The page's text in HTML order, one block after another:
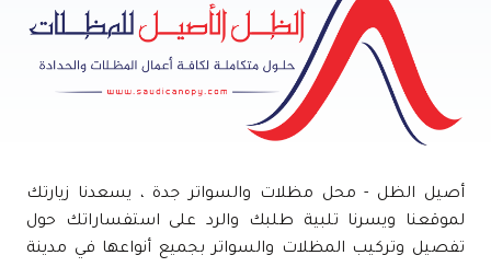
أصيل الظل - محل مظلات والسواتر جدة ، يسعدنا زيارتك
لموقعنا ويسرنا تلبية طلبك والرد على استفساراتك حول
تفصيل وتركيب المظلات والسواتر بجميع أنواعها في مدينة